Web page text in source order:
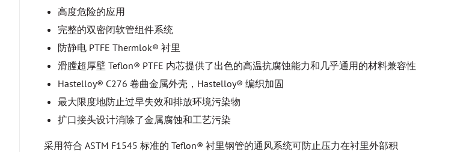
高度危险的应用
完整的双密闭软管组件系统
防静电 PTFE Thermlok® 衬里
滑膛超厚壁 Teflon® PTFE 内芯提供了出色的高温抗腐蚀能力和几乎通用的材料兼容性
Hastelloy® C276 卷曲金属外壳，Hastelloy® 编织加固
最大限度地防止过早失效和排放环境污染物
扩口接头设计消除了金属腐蚀和工艺污染
采用符合 ASTM F1545 标准的 Teflon® 衬里钢管的通风系统可防止压力在衬里外部积